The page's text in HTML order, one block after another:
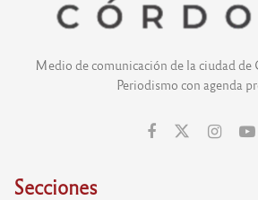
Medio de comunicación de la ciudad de
Periodismo con agenda
Secciones